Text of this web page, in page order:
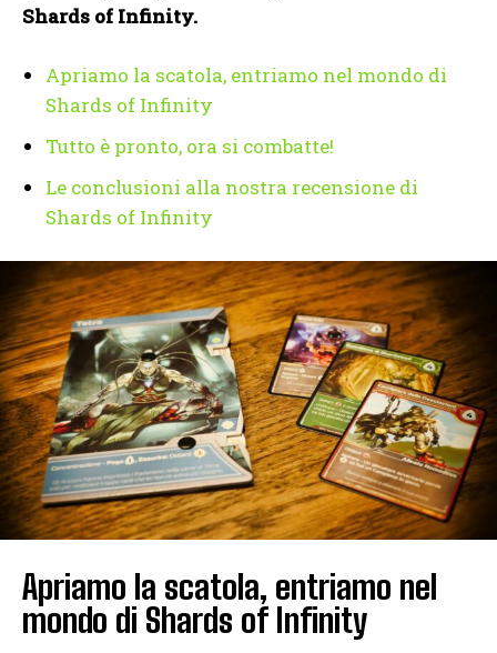
Shards of Infinity.
Apriamo la scatola, entriamo nel mondo di
Shards of Infinity
Tutto è pronto, ora si combatte!
Le conclusioni alla nostra recensione di
Shards of Infinity
Apriamo la scatola, entriamo nel
mondo di Shards of Infinity